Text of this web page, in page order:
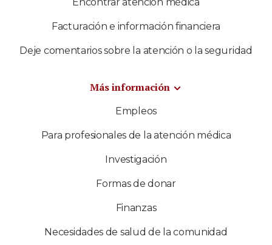
Facturación e información financiera
Deje comentarios sobre la atención o la seguridad
Más información
Empleos
Para profesionales de la atención médica
Investigación
Formas de donar
Finanzas
Necesidades de salud de la comunidad